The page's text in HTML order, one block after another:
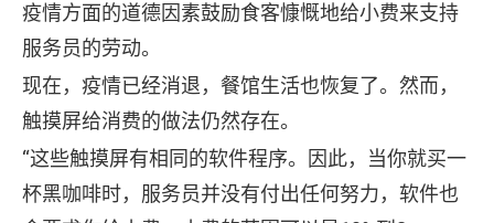
疫情方面的道德因素鼓励食客慷慨地给小费来支持
服务员的劳动。
现在，疫情已经消退，餐馆生活也恢复了。然而，
触摸屏给消费的做法仍然存在。
“这些触摸屏有相同的软件程序。因此，当你就买一
杯黑咖啡时，服务员并没有付出任何努力，软件也